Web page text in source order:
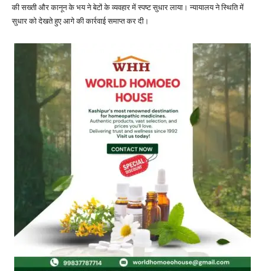
की सख्ती और कानून के भय ने बेटों के व्यवहार में स्पष्ट सुधार लाया। न्यायालय ने स्थिति में
सुधार को देखते हुए आगे की कार्रवाई समाप्त कर दी।